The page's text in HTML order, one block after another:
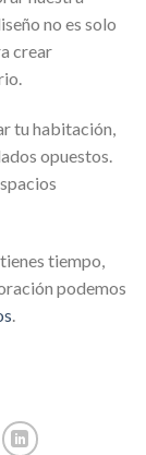
no es solo
crear
tu habitación,
opuestos.
tiempo,
podemos